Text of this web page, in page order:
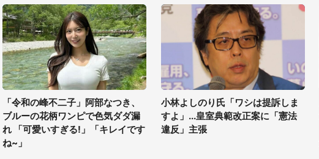
「令和の峰不二子」阿部なつき、
ブルーの花柄ワンピで色気ダダ漏
れ 「可愛いすぎる!」「キレイです
ね~」
小林よしのり氏「ワシは提訴しま
すよ」...皇室典範改正案に「憲法
違反」主張